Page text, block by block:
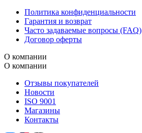
Политика конфиденциальности
Гарантия и возврат
Часто задаваемые вопросы (FAQ)
Договор оферты
О компании
О компании
Отзывы покупателей
Новости
ISO 9001
Магазины
Контакты